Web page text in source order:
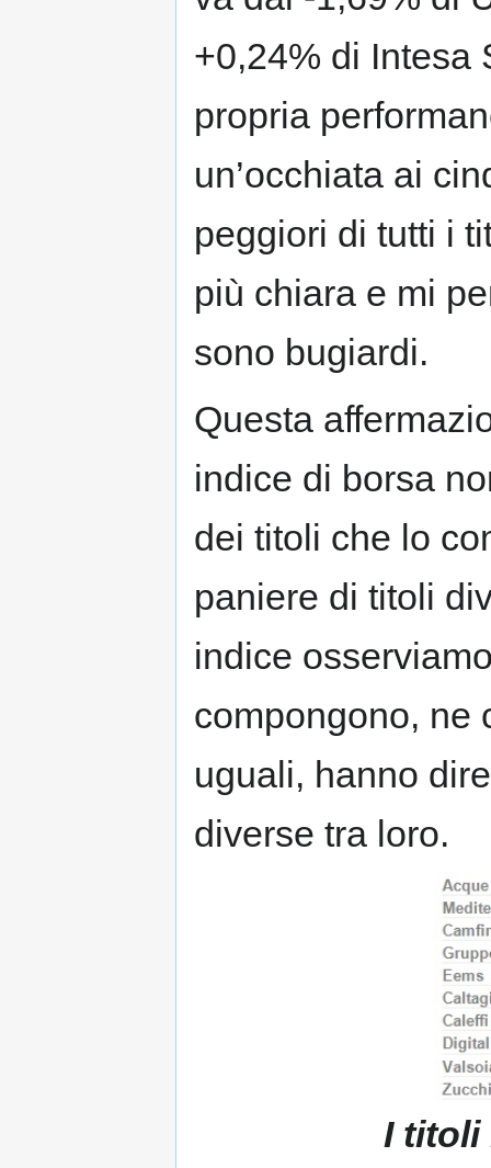
+0,24% di Intesa
propria
un’occhiata ai
peggiori di tutti i
più chiara e mi
sono bugiardi.
Questa
indice di borsa
dei titoli che lo
paniere di titoli
indice
compongono, ne
uguali, hanno
diverse tra loro.
I titoli